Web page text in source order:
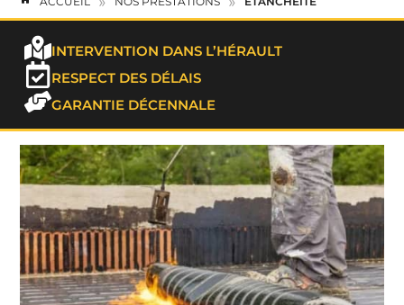
INTERVENTION DANS L’HÉRAULT
RESPECT DES DÉLAIS
GARANTIE DÉCENNALE